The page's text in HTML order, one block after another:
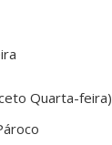
Quarta-feira)